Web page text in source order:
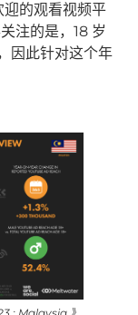
的观看视频平
注的是，18 岁
因此针对这个年